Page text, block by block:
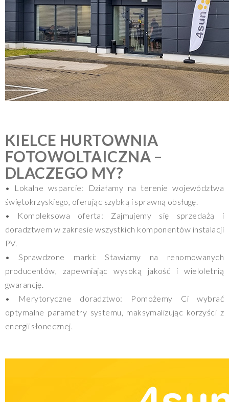
KIELCE HURTOWNIA
FOTOWOLTAICZNA –
DLACZEGO MY?
• Lokalne wsparcie: Działamy na terenie województwa
świętokrzyskiego, oferując szybką i sprawną obsługę.
• Kompleksowa oferta: Zajmujemy się sprzedażą i
doradztwem w zakresie wszystkich komponentów instalacji
PV.
• Sprawdzone marki: Stawiamy na renomowanych
producentów, zapewniając wysoką jakość i wieloletnią
gwarancję.
• Merytoryczne doradztwo: Pomożemy Ci wybrać
optymalne parametry systemu, maksymalizując korzyści z
energii słonecznej.